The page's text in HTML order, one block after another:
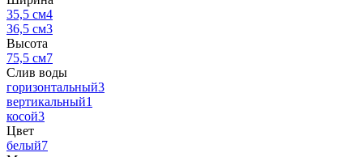
35,5 см4
36,5 см3
Высота
75,5 см7
Слив воды
горизонтальный3
вертикальный1
косой3
Цвет
белый7